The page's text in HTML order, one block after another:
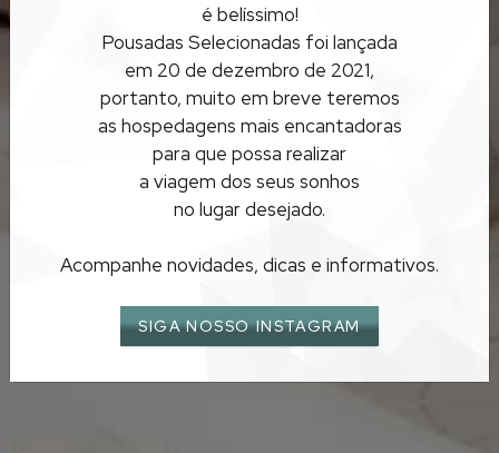
LUA DE MEL EM
ALAGOAS
é belíssimo!
Pousadas Selecionadas foi lançada
em 20 de dezembro de 2021,
portanto, muito em breve teremos
as hospedagens mais encantadoras
para que possa realizar
a viagem dos seus sonhos
no lugar desejado.
Acompanhe novidades, dicas e informativos.
SIGA NOSSO INSTAGRAM